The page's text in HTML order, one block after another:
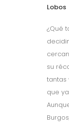
Lobos
¿Qué
su
tantas
que